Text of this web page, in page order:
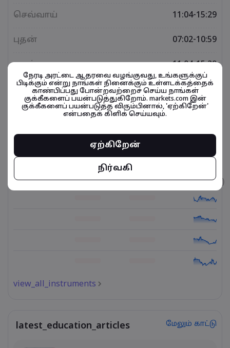
செவ்வாய் 11:04-15:29
புதன் 07:02-10:59
புதன் 11:04-15:29
வெள்ளி 07:02-10:59
வெள்ளி
நிதிசார் கருவிகள் தொடர்பானவை
உடைமை விற்பனை வாங்குதல் கட்டணம் (%)
view_all_instruments
latest_education_articles மேலும் காட்டு
நேரடி அரட்டை ஆதரவை வழங்குவது, உங்களுக்குப்
பிடிக்கும் என்று நாங்கள் நினைக்கும் உள்ளடக்கத்தைக்
காண்பிப்பது போன்றவற்றைச் செய்ய நாங்கள்
குக்கீகளைப் பயன்படுத்துகிறோம். markets.com இன்
குக்கீகளைப் பயன்படுத்த விரும்பினால், 'ஏற்கிறேன்'
என்பதைக் கிளிக் செய்யவும்.
ஏற்கிறேன்
நிர்வகி